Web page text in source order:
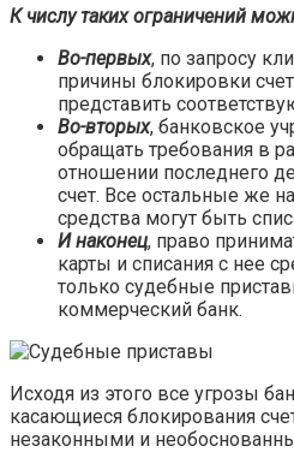
К числу таких ограничений
Во-первых, по запросу
причины блокировки
представить
Во-вторых, банковское
обращать требования в
отношении последнего
счет. Все остальные же
средства могут быть
И наконец, право
карты и списания с нее
только судебные
коммерческий банк.
Исходя из этого все угрозы
касающиеся блокирования
незаконными и